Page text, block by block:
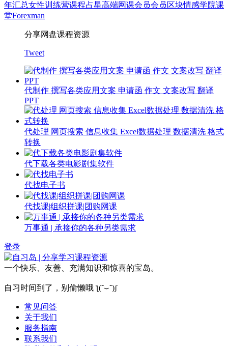
年汇总女性训练营课程占星高端网课会员会员区块情感学院课
堂Forexman
分享网盘课程资源
Tweet
代制作 撰写各类应用文案 申请函 作文 文案改写 翻译
PPT
代处理 网页搜索 信息收集 Excel数据处理 数据清洗 格式
转换
代下载各类电影剧集软件
代找电子书
代找课|组织拼课|团购网课
万事通 | 承接你的各种另类需求
登录
一个快乐、友善、充满知识和惊喜的宝岛。
自习时间到了，别偷懒哦 ƪ(˘⌣˘)ʃ
常见问答
关于我们
服务指南
联系我们